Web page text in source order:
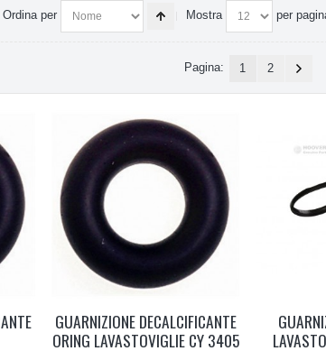
Ordina per Mostra per
Pagina: 1 2
GUARNIZIONE DECALCIFICANTE
ORING LAVASTOVIGLIE CY 3405